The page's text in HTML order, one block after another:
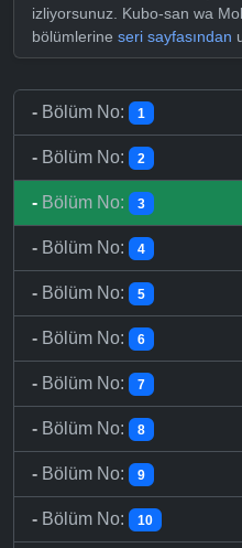
izliyorsunuz. Kubo-san wa
bölümlerine seri sayfasından
- Bölüm No: 1
- Bölüm No: 2
- Bölüm No: 3
- Bölüm No: 4
- Bölüm No: 5
- Bölüm No: 6
- Bölüm No: 7
- Bölüm No: 8
- Bölüm No: 9
- Bölüm No: 10